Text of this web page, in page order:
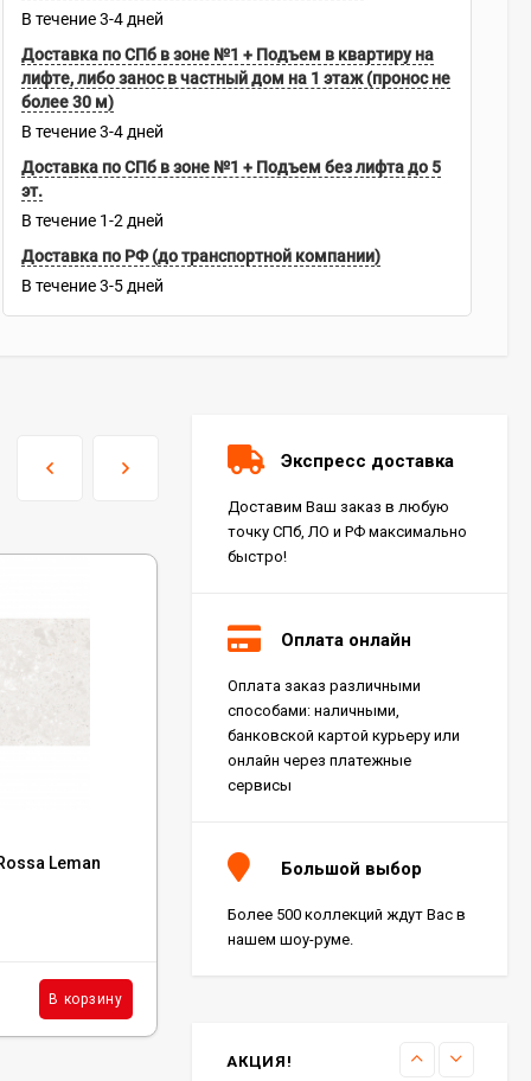
В течение 3-4 дней
Доставка по СПб в зоне №1 + Подъем в квартиру на
лифте, либо занос в частный дом на 1 этаж (пронос не
более 30 м)
В течение 3-4 дней
Доставка по СПб в зоне №1 + Подъем без лифта до 5
эт.
В течение 1-2 дней
Доставка по РФ (до транспортной компании)
В течение 3-5 дней
Leman
В корзину
Керамогранит Laminam Calce Terracotta
3+ 100x300, LAMF011087
В наличии : 15 м²
Экспресс доставка
Доставим Ваш заказ в любую
точку СПб, ЛО и РФ максимально
быстро!
Оплата онлайн
Оплата заказ различными
способами: наличными,
банковской картой курьеру или
онлайн через платежные
сервисы
Большой выбор
Более 500 коллекций ждут Вас в
нашем шоу-руме.
АКЦИЯ!
Керамогранит Italon
Charme Extra Silver Ret
60x120, 610010001196
Charme Evo Imperiale
Ret 60x120,